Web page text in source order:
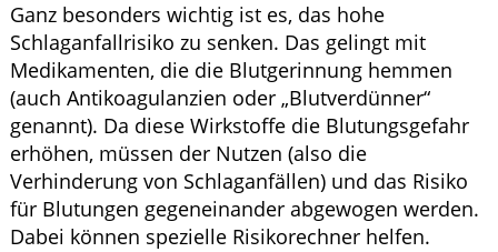
Ganz besonders wichtig ist es, das hohe
Schlaganfallrisiko zu senken. Das gelingt mit
Medikamenten, die die Blutgerinnung hemmen
(auch Antikoagulanzien oder „Blutverdünner“
genannt). Da diese Wirkstoffe die Blutungsgefahr
erhöhen, müssen der Nutzen (also die
Verhinderung von Schlaganfällen) und das Risiko
für Blutungen gegeneinander abgewogen werden.
Dabei können spezielle Risikorechner helfen.